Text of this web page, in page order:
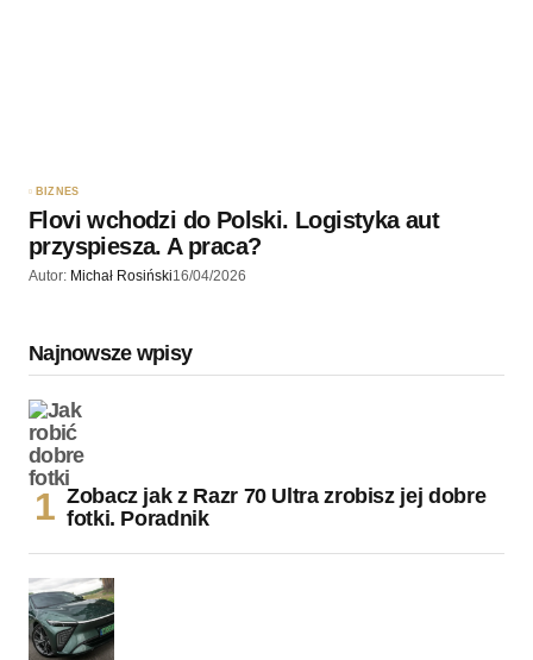
BIZNES
Flovi wchodzi do Polski. Logistyka aut
przyspiesza. A praca?
Autor: Michał Rosiński16/04/2026
Najnowsze wpisy
Zobacz jak z Razr 70 Ultra zrobisz jej dobre
fotki. Poradnik